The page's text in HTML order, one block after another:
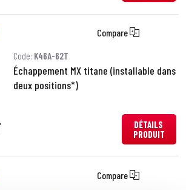
Compare
Code: K46A-62T
Échappement MX titane (installable dans
deux positions*)
DÉTAILS
PRODUIT
Compare